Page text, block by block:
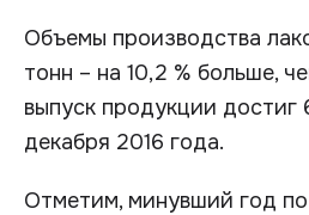
Объемы производства
тонн – на 10,2 % больше,
выпуск продукции достиг
декабря 2016 года.
Отметим, минувший год